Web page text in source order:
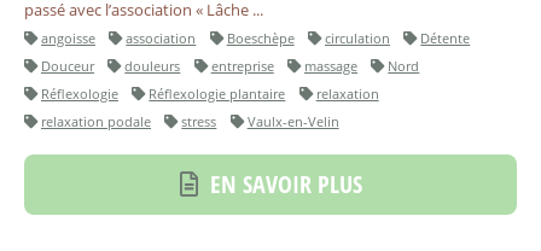
passé avec l’association « Lâche ...
angoisse association Boeschèpe circulation
Détente
Douceur
douleurs entreprise massage
Nord
Réflexologie
Réflexologie plantaire
relaxation
relaxation podale
stress Vaulx-en-Velin
EN SAVOIR PLUS